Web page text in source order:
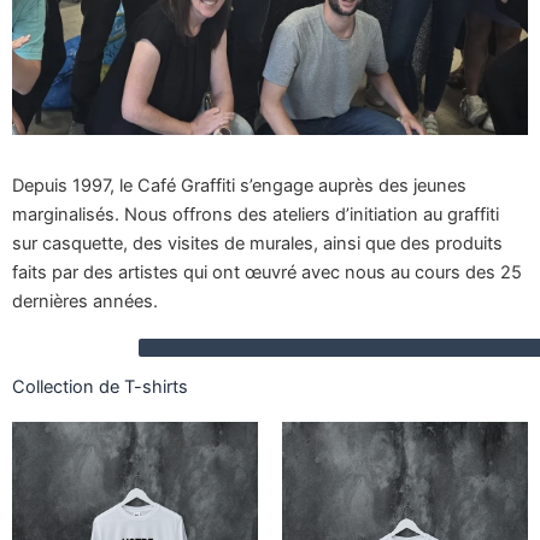
Depuis 1997, le Café Graffiti s’engage auprès des jeunes
marginalisés. Nous offrons des ateliers d’initiation au graffiti
sur casquette, des visites de murales, ainsi que des produits
faits par des artistes qui ont œuvré avec nous au cours des 25
dernières années.
Collection de T-shirts
produit
a
plusieurs
Plage
de
prix :
$20.00
à
$25.00
Ce
a